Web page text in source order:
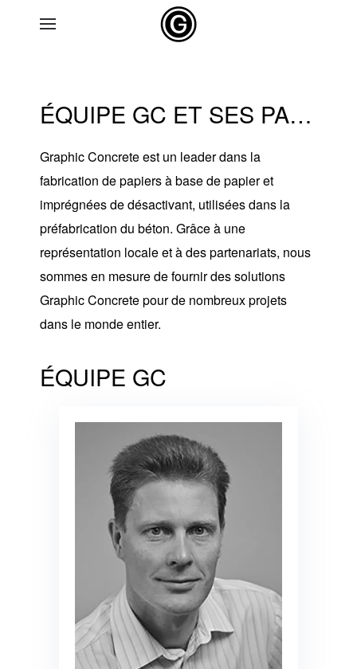
ÉQUIPE GC ET SES PARTENAIRES
Graphic Concrete est un leader dans la
fabrication depapiersà base de papier et
imprégnées de désactivant, utilisées dans la
préfabrication du béton. Grâce à une
représentation locale et à des partenariats, nous
sommes en mesure de fournir des solutions
Graphic Concrete pour de nombreux projets
dans le monde entier.
ÉQUIPE GC